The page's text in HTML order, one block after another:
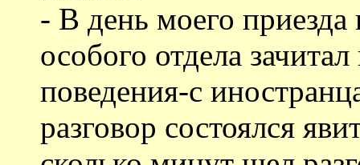
- В день моего приезда
особого отдела
поведения-с
разговор состоялся